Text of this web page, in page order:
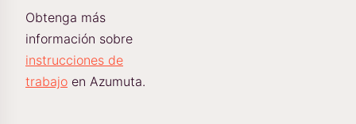
Obtenga más
información sobre
instrucciones de
trabajo en Azumuta.